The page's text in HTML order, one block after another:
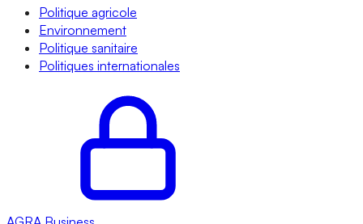
Politique agricole
Environnement
Politique sanitaire
Politiques internationales